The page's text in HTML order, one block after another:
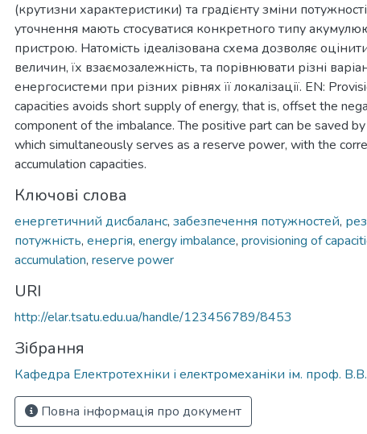
(крутизни характеристики) та градієнту зміни
уточнення мають стосуватися конкретного типу
пристрою. Натомість ідеалізована схема дозволяє
величин, їх взаємозалежність, та порівнювати різні
енергосистеми при різних рівнях її локалізації. EN:
capacities avoids short supply of energy, that is, offset the
component of the imbalance. The positive part can be saved by
which simultaneously serves as a reserve power, with the
accumulation capacities.
Ключові слова
енергетичний дисбаланс, забезпечення потужностей,
потужність, енергія, energy imbalance, provisioning of
accumulation, reserve power
URI
http://elar.tsatu.edu.ua/handle/123456789/8453
Зібрання
Кафедра Електротехніки і електромеханіки ім. проф.
Повна інформація про документ